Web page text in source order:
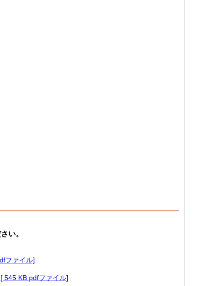
い。
ファイル]
545 KB pdfファイル]